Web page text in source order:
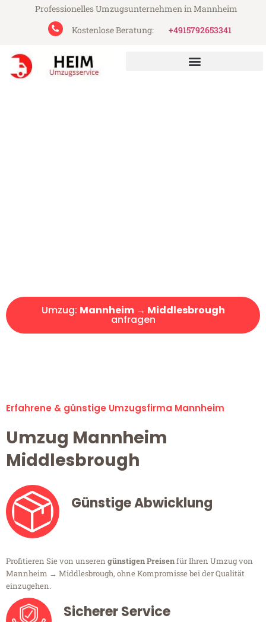
Professionelles Umzugsunternehmen in Mannheim
Kostenlose Beratung:
+4915792653341
Umzug: Mannheim → Middlesbrough
anfragen
Erfahrene & günstige Umzugsfirma Mannheim
Umzug Mannheim
Middlesbrough
Günstige Abwicklung
Profitieren Sie von unseren günstigen Preisenfür Ihren Umzug von
Mannheim → Middlesbrough, ohne Kompromisse bei der Qualität
einzugehen.
Sicherer Service